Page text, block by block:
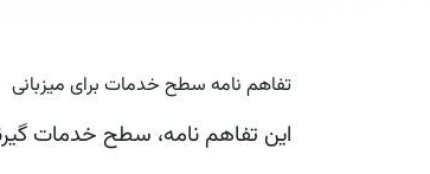
تفاهم نامه سطح خدمات برای میزبانی
این تفاهم نامه، سطح خدمات